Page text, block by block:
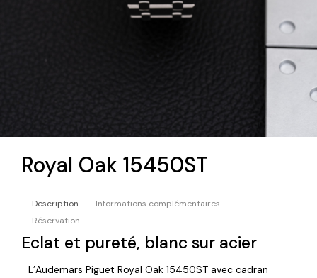
Royal Oak 15450ST
Description
Informations complémentaires
Réservation
Eclat et pureté, blanc sur acier
L’Audemars Piguet Royal Oak 15450ST avec cadran